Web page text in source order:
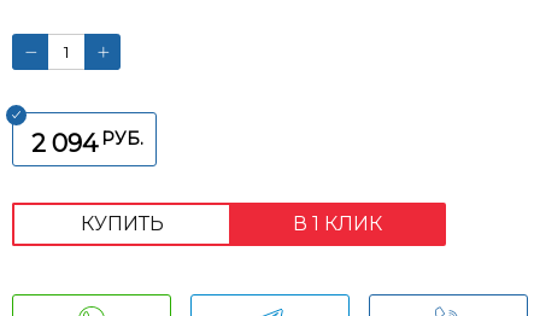
2 094 РУБ.
КУПИТЬ В 1 КЛИК